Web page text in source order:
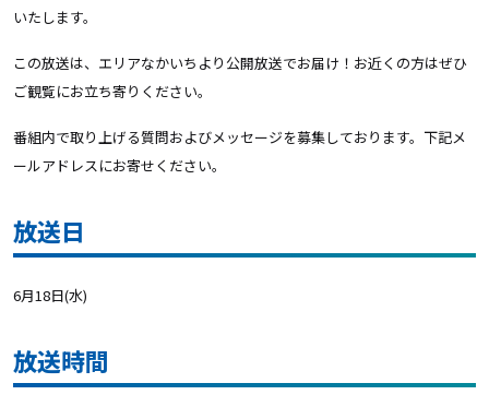
いたします。
この放送は、エリアなかいちより公開放送でお届け！お近くの方はぜひ
ご観覧にお立ち寄りください。
番組内で取り上げる質問およびメッセージを募集しております。下記メ
ールアドレスにお寄せください。
放送日
6月18日(水)
放送時間